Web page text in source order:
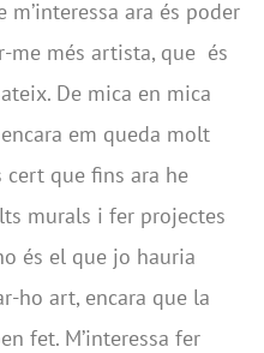
ara és poder
més artista, que és
De mica en mica
em queda molt
cert que fins ara he
murals i fer projectes
és el que jo hauria
ho art, encara que la
fet. M’interessa fer